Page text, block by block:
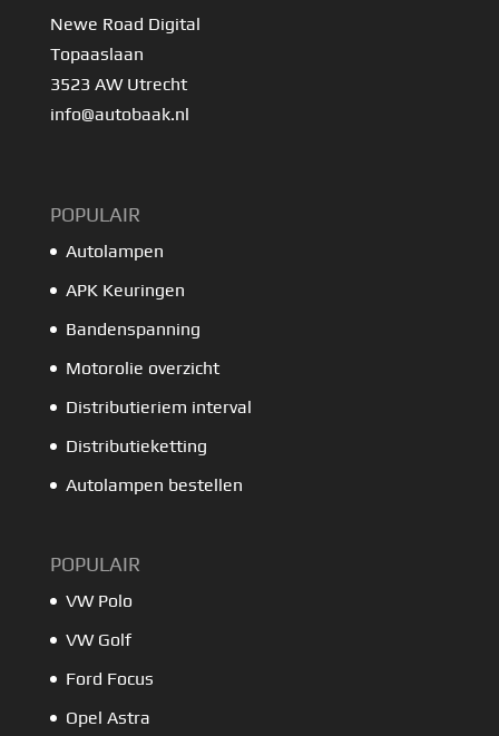
Newe Road Digital
Topaaslaan
3523 AW Utrecht
info@autobaak.nl
POPULAIR
Autolampen
APK Keuringen
Bandenspanning
Motorolie overzicht
Distributieriem interval
Distributieketting
Autolampen bestellen
POPULAIR
VW Polo
VW Golf
Ford Focus
Opel Astra